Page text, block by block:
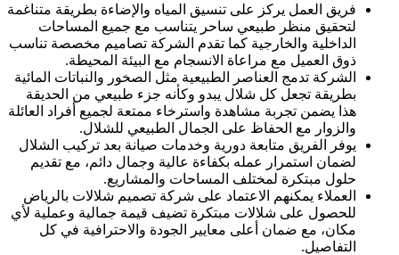
فريق العمل يركز على تنسيق المياه والإضاءة بطريقة متناغمة
لتحقيق منظر طبيعي ساحر يتناسب مع جميع المساحات
الداخلية والخارجية كما تقدم الشركة تصاميم مخصصة تناسب
ذوق العميل مع مراعاة الانسجام مع البيئة المحيطة.
الشركة تدمج العناصر الطبيعية مثل الصخور والنباتات المائية
بطريقة تجعل كل شلال يبدو وكأنه جزء طبيعي من الحديقة
هذا يضمن تجربة مشاهدة واسترخاء ممتعة لجميع أفراد العائلة
والزوار مع الحفاظ على الجمال الطبيعي للشلال.
يوفر الفريق متابعة دورية وخدمات صيانة بعد تركيب الشلال
لضمان استمرار عمله بكفاءة عالية وجمال دائم، مع تقديم
حلول مبتكرة لمختلف المساحات والمشاريع.
العملاء يمكنهم الاعتماد على شركة تصميم شلالات بالرياض
للحصول على شلالات مبتكرة تضيف قيمة جمالية وعملية لأي
مكان، مع ضمان أعلى معايير الجودة والاحترافية في كل
التفاصيل.